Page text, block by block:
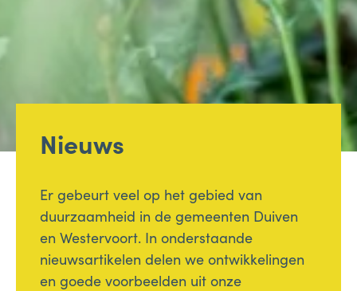
Nieuws
Er gebeurt veel op het gebied van
duurzaamheid in de gemeenten Duiven
en Westervoort. In onderstaande
nieuwsartikelen delen we ontwikkelingen
en goede voorbeelden uit onze